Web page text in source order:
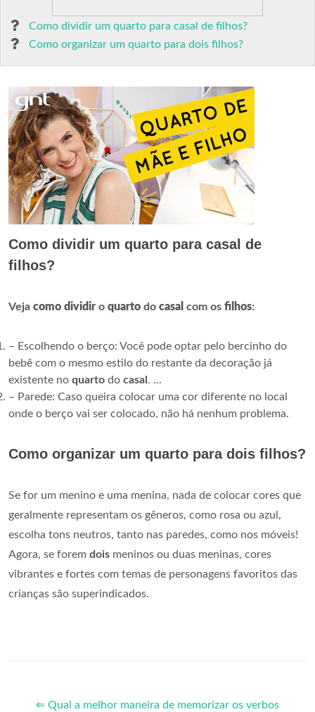
Como dividir um quarto para casal de filhos?
Como organizar um quarto para dois filhos?
Como dividir um quarto para casal de
filhos?
Veja como dividir o quarto do casal com os filhos:
– Escolhendo o berço: Você pode optar pelo bercinho do
bebê com o mesmo estilo do restante da decoração já
existente no quarto do casal . ...
– Parede: Caso queira colocar uma cor diferente no local
onde o berço vai ser colocado, não há nenhum problema.
Como organizar um quarto para dois filhos?
Se for um menino e uma menina, nada de colocar cores que
geralmente representam os gêneros, como rosa ou azul,
escolha tons neutros, tanto nas paredes, como nos móveis!
Agora, se forem dois meninos ou duas meninas, cores
vibrantes e fortes com temas de personagens favoritos das
crianças são superindicados.
⇐ Qual a melhor maneira de memorizar os verbos